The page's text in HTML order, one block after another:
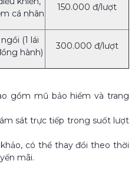
cá nhân
150.000 đ/lượt
(1 lái
hành)
300.000 đ/lượt
gồm mũ bảo hiểm và trang
sát trực tiếp trong suốt lượt
có thể thay đổi theo thời
mãi.